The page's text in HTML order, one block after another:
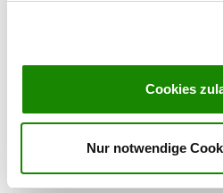
Cookies
Nur notwendige
Samstag 15:00 h -